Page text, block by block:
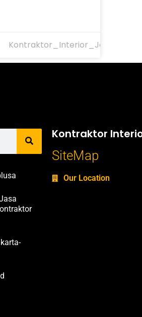
Kontraktor_Interior_Jakarta
Kontraktor
SiteMap
Our Location